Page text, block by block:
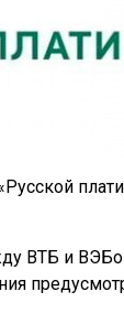
ВТБ и